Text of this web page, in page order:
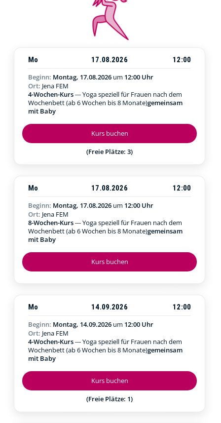
Kurs buchen
(Freie Plätze: 3)
Mo 17.08.2026
12:00
Beginn: Montag, 17.08.2026 um 12:00 Uhr
Ort: Jena FEM
4-Wochen-Kurs--- Yoga speziell für Frauen nach dem
Wochenbett (ab 6 Wochen bis 8 Monate)gemeinsam
mit Baby
Kurs buchen
Mo 17.08.2026
12:00
Beginn: Montag, 17.08.2026 um 12:00 Uhr
Ort: Jena FEM
8-Wochen-Kurs--- Yoga speziell für Frauen nach dem
Wochenbett (ab 6 Wochen bis 8 Monate)gemeinsam
mit Baby
Kurs buchen
(Freie Plätze: 1)
Mo 14.09.2026
12:00
Beginn: Montag, 14.09.2026 um 12:00 Uhr
Ort: Jena FEM
4-Wochen-Kurs--- Yoga speziell für Frauen nach dem
Wochenbett (ab 6 Wochen bis 8 Monate)gemeinsam
mit Baby